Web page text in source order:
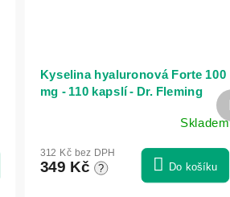
Kyselina hyaluronová Forte 100
mg - 110 kapslí - Dr. Fleming
Skladem
312 Kč bez DPH
349 Kč ? Do košíku